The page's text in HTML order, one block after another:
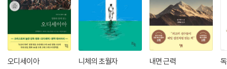
오디세이아 니체의 초월자 내면 근력